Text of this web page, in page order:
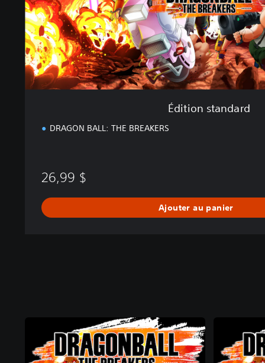
n
d
a
r
d
Édition standard
DRAGON BALL: THE BREAKERS
26,99 $
Ajouter au panier